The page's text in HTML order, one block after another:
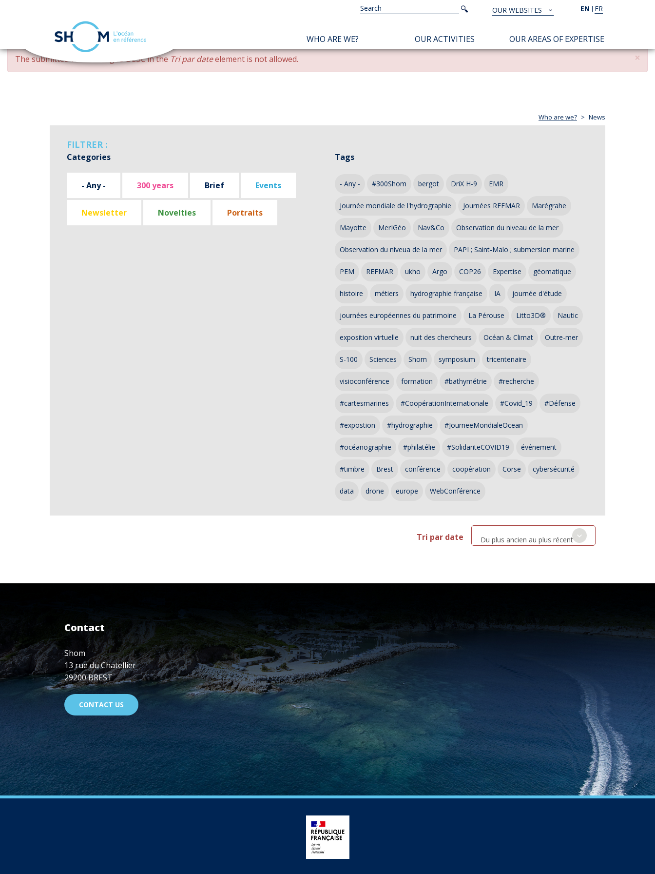
Skip
main
EN FR
TOUS
NOS
SITES
OUR WEBSITES
Search
Search
NAVIGATION
PRINCIPALE
WHO ARE WE? OUR ACTIVITIES OUR AREAS OF EXPERTISE
×
ERROR
MESSAGE
The submitted value changed DESCin theTri par dateelement is not allowed.
Who are we? News
FILTRER :
Categories
- Any - 300 years Brief Events
Newsletter Novelties Portraits
Tags
- Any - #300Shom bergot DriX H-9 EMR
Journée mondiale de l'hydrographie Journées REFMAR Marégrahe
Mayotte MerIGéo Nav&Co Observation du niveau de la mer
Observation du niveua de la mer PAPI ; Saint-Malo ; submersion marine
PEM REFMAR ukho Argo COP26 Expertise géomatique
histoire métiers hydrographie française IA journée d'étude
journées européennes du patrimoine La Pérouse Litto3D® Nautic
exposition virtuelle nuit des chercheurs Océan & Climat Outre-mer
S-100 Sciences Shom symposium tricentenaire
visioconférence formation #bathymétrie #recherche
#cartesmarines #CoopérationInternationale #Covid_19 #Défense
#expostion #hydrographie #JourneeMondialeOcean
#océanographie #philatélie #SolidariteCOVID19 événement
#timbre Brest conférence coopération Corse cybersécurité
data drone europe WebConférence
Tri par date Du plus ancien au plus récent
Contact
Shom
13 rue du Chatellier
29200 BREST
CONTACT US